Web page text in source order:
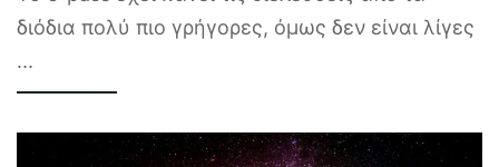
διόδια πολύ πιο γρήγορες, όμως δεν είναι λίγες
...